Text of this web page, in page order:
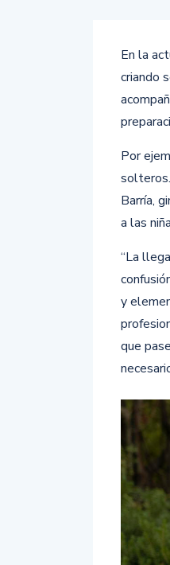
En la
criando
Por
Barría,
a las
“La
y
que